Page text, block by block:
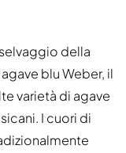
della
blu Weber, il
varietà di agave
I cuori di